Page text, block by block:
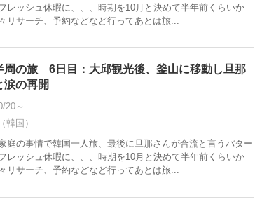
レッシュ休暇に、、、時期を10月と決めて半年前くらいか
リサーチ、予約などなど行ってあとは旅...
周の旅 6日目：大邱観光後、釜山に移動し旦那
涙の再開
20～
韓国）
庭の事情で韓国一人旅、最後に旦那さんが合流と言うパター
レッシュ休暇に、、、時期を10月と決めて半年前くらいか
リサーチ、予約などなど行ってあとは旅...